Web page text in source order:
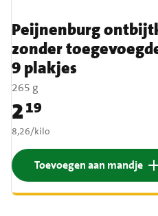
Peijnenburg
zonder
9 plakjes
265 g
Prijs: € 2,19
219
€ 8,26 per kilo
8,26/kilo
Toevoegen aan mandje